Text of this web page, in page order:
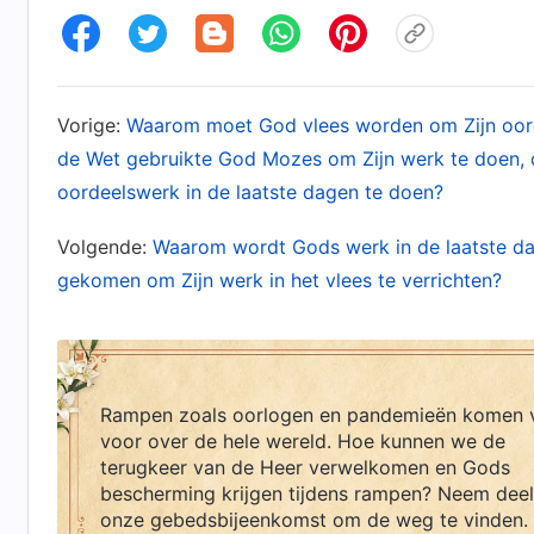
worden geboren. Verder zou Hij als David
beschuldigingen op tegen de Heer Jezus en
Zelfs toen de Heer Jezus vele waarheden
woorden van de Heer Jezus of de grootsheid
opvattingen en verbeelding zolang Hij niet in
nobel en eminent was zolang Zijn naam niet
Vanwege hun waarheidshatende aard
en verlossingswerk verrichtte, gekruisigd. Zijn
worden? De zonden van de farizeeën van
duidelijk hun satanische aard en afkeer en
hart niet echt door de Messias verlost wilden
Vorige: Waarom moet God vlees worden om Zijn
de Wet gebruikte God Mozes om Zijn werk te
oordeelswerk in de laatste dagen te doen?
Volgende: Waarom wordt Gods werk in de laatste
gekomen om Zijn werk in het vlees te verrichten?
Rampen zoals oorlogen en pandemieën komen
voor over de hele wereld. Hoe kunnen we de
terugkeer van de Heer verwelkomen en Gods
bescherming krijgen tijdens rampen? Neem
onze gebedsbijeenkomst om de weg te vinden.